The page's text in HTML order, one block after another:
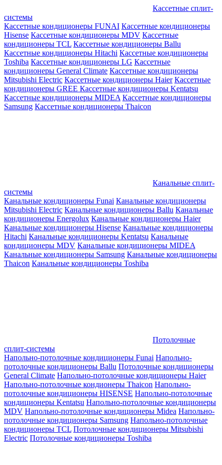
Кассетные сплит-
системы
Кассетные кондиционеры FUNAI Кассетные кондиционеры
Hisense Кассетные кондиционеры MDV Кассетные
кондиционеры TCL Кассетные кондиционеры Ballu
Кассетные кондиционеры Hitachi Кассетные кондиционеры
Toshiba Кассетные кондиционеры LG Кассетные
кондиционеры General Climate Кассетные кондиционеры
Mitsubishi Electric Кассетные кондиционеры Haier Кассетные
кондиционеры GREE Кассетные кондиционеры Kentatsu
Кассетные кондиционеры MIDEA Кассетные кондиционеры
Samsung Кассетные кондиционеры Thaicon
Канальные сплит-
системы
Канальные кондиционеры Funai Канальные кондиционеры
Mitsubishi Electric Канальные кондиционеры Ballu Канальные
кондиционеры Energolux Канальные кондиционеры Haier
Канальные кондиционеры Hisense Канальные кондиционеры
Hitachi Канальные кондиционеры Kentatsu Канальные
кондиционеры MDV Канальные кондиционеры MIDEA
Канальные кондиционеры Samsung Канальные кондиционеры
Thaicon Канальные кондиционеры Toshiba
Потолочные
сплит-системы
Напольно-потолочные кондиционеры Funai Напольно-
потолочные кондиционеры Ballu Потолочные кондиционеры
General Climate Напольно-потолочные кондиционеры Haier
Напольно-потолочные кондионеры Thaicon Напольно-
потолочные кондиционеры HISENSE Напольно-потолочные
кондиционеры Kentatsu Напольно-потолочные кондиционеры
MDV Напольно-потолочные кондиционеры Midea Напольно-
потолочные кондиционеры Samsung Напольно-потолочные
кондиционеры TCL Потолочные кондиционеры Mitsubishi
Electric Потолочные кондиционеры Toshiba